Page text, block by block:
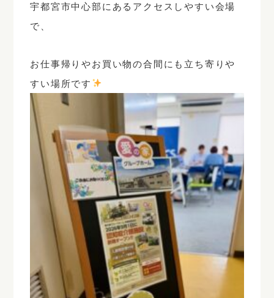
宇都宮市中心部にあるアクセスしやすい会場
で、
お仕事帰りやお買い物の合間にも立ち寄りや
すい場所です